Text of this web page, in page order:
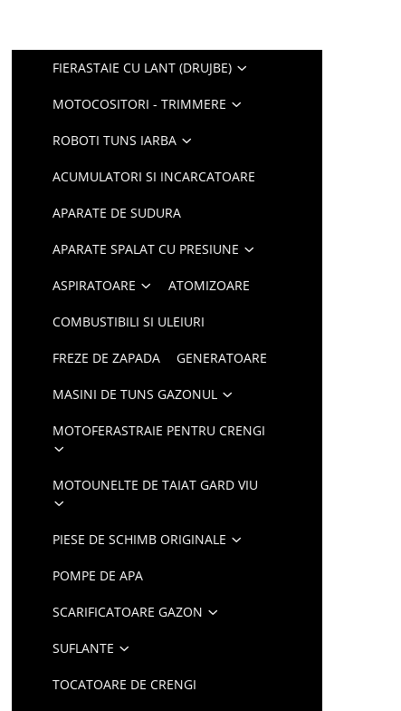
FIERASTAIE CU LANT (DRUJBE)
MOTOCOSITORI - TRIMMERE
ROBOTI TUNS IARBA
ACUMULATORI SI INCARCATOARE
APARATE DE SUDURA
APARATE SPALAT CU PRESIUNE
ASPIRATOARE ATOMIZOARE
COMBUSTIBILI SI ULEIURI
FREZE DE ZAPADA GENERATOARE
MASINI DE TUNS GAZONUL
MOTOFERASTRAIE PENTRU CRENGI
MOTOUNELTE DE TAIAT GARD VIU
PIESE DE SCHIMB ORIGINALE
POMPE DE APA
SCARIFICATOARE GAZON
SUFLANTE
TOCATOARE DE CRENGI